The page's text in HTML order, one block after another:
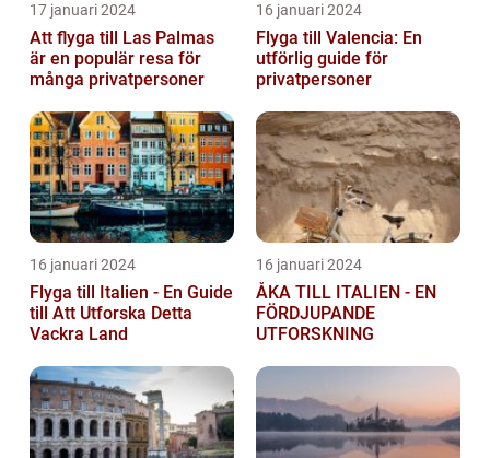
17 januari 2024
Att flyga till Las Palmas
är en populär resa för
många privatpersoner
16 januari 2024
Flyga till Valencia: En
utförlig guide för
privatpersoner
16 januari 2024
Flyga till Italien - En Guide
till Att Utforska Detta
Vackra Land
16 januari 2024
ÅKA TILL ITALIEN - EN
FÖRDJUPANDE
UTFORSKNING